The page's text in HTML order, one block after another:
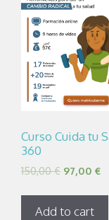
Curso Cuida tu
360
150,00€ 97,00 €
Add to cart